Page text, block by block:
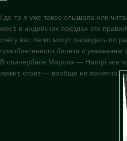
Где-то я уже такое слышала или
мест, в индийских поездах это
счëту вас легко могут раскидать по
приобретенного билета с указанием
В слипербасе Мapusa — Hampi все
лежит, стоит — вообще не понятно.